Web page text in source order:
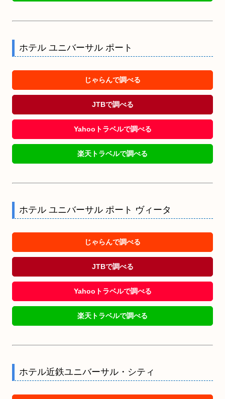
ホテル ユニバーサル ポート
じゃらんで調べる
JTBで調べる
Yahooトラベルで調べる
楽天トラベルで調べる
ホテル ユニバーサル ポート ヴィータ
じゃらんで調べる
JTBで調べる
Yahooトラベルで調べる
楽天トラベルで調べる
ホテル近鉄ユニバーサル・シティ